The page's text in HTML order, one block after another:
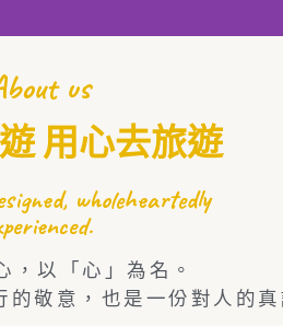
us
用心去旅遊
wholeheartedly
，以「心」為名。
的敬意，也是一份對人的